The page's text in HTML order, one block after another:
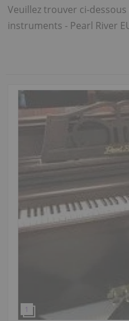
Veuillez trouver ci-dessous
instruments - Pearl River